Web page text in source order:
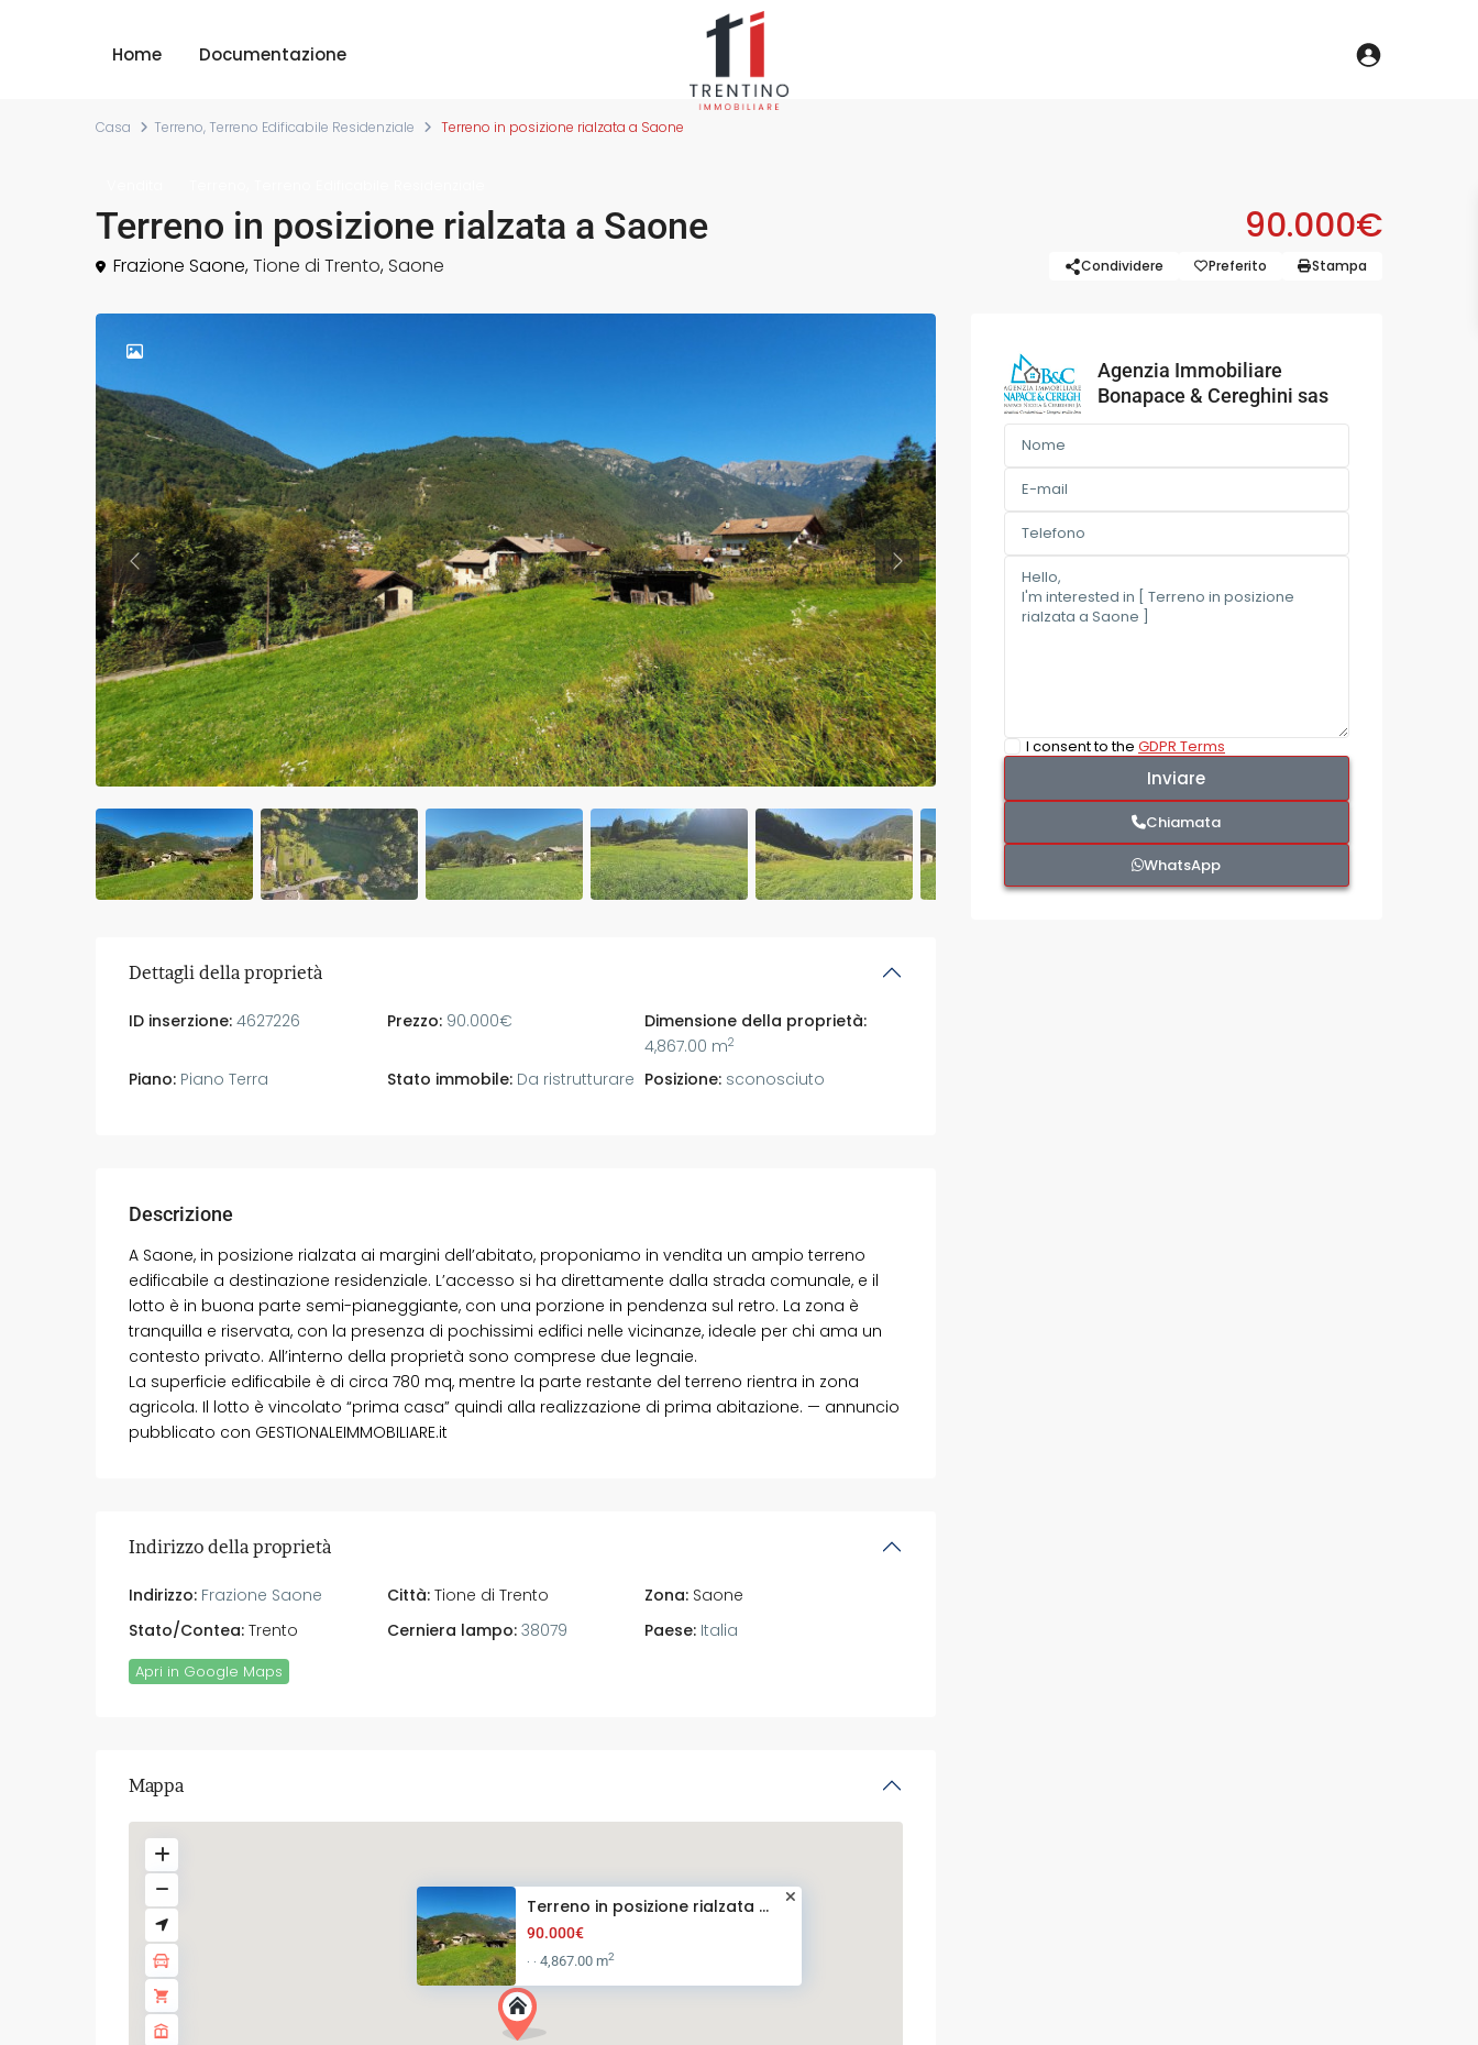
Home Documentazione
Casa Terreno,Terreno Edificabile Residenziale Terreno in posizione rialzata a Saone
Terreno in posizione rialzata a Saone 90.000€
Frazione Saone,Tione di Trento, Saone Condividere Preferito Stampa
Previous Previous
Dettagli della proprietà
ID inserzione: 4627226 Prezzo:90.000€
Dimensione della proprietà:
4,867.00 m2
Piano: Piano Terra Stato immobile:Da ristrutturare Posizione: sconosciuto
Descrizione
A Saone, in posizione rialzata ai margini dell’abitato, proponiamo in vendita un ampio terreno
edificabile a destinazione residenziale. L’accesso si ha direttamente dalla strada comunale, e il
lotto è in buona parte semi-pianeggiante, con una porzione in pendenza sul retro. La zona è
tranquilla e riservata, con la presenza di pochissimi edifici nelle vicinanze, ideale per chi ama un
contesto privato. All’interno della proprietà sono comprese due legnaie.
La superficie edificabile è di circa 780 mq, mentre la parte restante del terreno rientra in zona
agricola. Il lotto è vincolato “prima casa” quindi alla realizzazione di prima abitazione. — annuncio
pubblicato con GESTIONALEIMMOBILIARE.it
Indirizzo della proprietà
Indirizzo: Frazione Saone Città: Tione di Trento Zona: Saone
Stato/Contea: Trento Cerniera lampo:38079 Paese: Italia
Apri in Google Maps
Mappa
Terreno in posizione rialzata ...
90.000€
· · 4,867.00 m2
Agenzia Immobiliare
Bonapace & Cereghini sas
I consent to the GDPR Terms
Chiamata
WhatsApp